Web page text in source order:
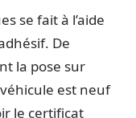
se fait à l’aide
De
la pose sur
est neuf
le certificat